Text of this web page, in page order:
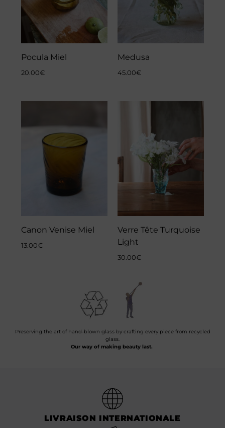
Pocula Miel
20.00€
Medusa
45.00€
Canon Venise Miel
13.00€
Verre Tête Turquoise
Light
30.00€
Preserving the art of hand-blown glass by crafting every piece from recycled
glass.
Our way of making beauty last.
LIVRAISON INTERNATIONALE